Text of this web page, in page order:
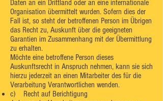
Daten an ein Drittland oder an eine internationale
Organisation übermittelt wurden. Sofern dies der
Fall ist, so steht der betroffenen Person im Übrigen
das Recht zu, Auskunft über die geeigneten
Garantien im Zusammenhang mit der Übermittlung
zu erhalten.
Möchte eine betroffene Person dieses
Auskunftsrecht in Anspruch nehmen, kann sie sich
hierzu jederzeit an einen Mitarbeiter des für die
Verarbeitung Verantwortlichen wenden.
c) Recht auf Berichtigung